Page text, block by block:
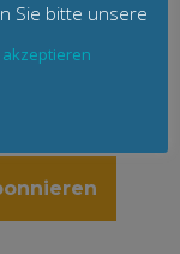
Sie bitte unsere
akzeptieren